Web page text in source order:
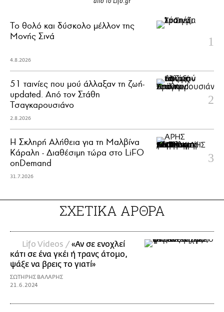
Το θολό και δύσκολο μέλλον της
Μονής Σινά
4.8.2026
51 ταινίες που μού άλλαξαν τη ζωή-
updated. Aπό τον Στάθη
Τσαγκαρουσιάνο
2.8.2026
Η Σκληρή Αλήθεια για τη Μαλβίνα
Κάραλη - Διαθέσιμη τώρα στo LiFO
onDemand
31.7.2026
ΣΧΕΤΙΚΑ ΑΡΘΡΑ
Lifo Videos /«Αν σε ενοχλεί
κάτι σε ένα γκέι ή τρανς άτομο,
ψάξε να βρεις το γιατί»
ΣΩΤΗΡΗΣ ΒΑΛΑΡΗΣ
21.6.2024